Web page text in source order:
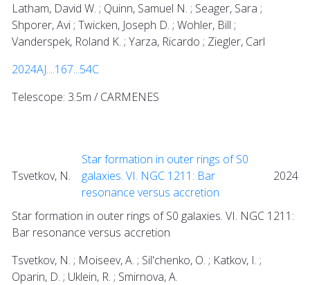
Latham, David W. ; Quinn, Samuel N. ; Seager, Sara ;
Shporer, Avi ; Twicken, Joseph D. ; Wohler, Bill ;
Vanderspek, Roland K. ; Yarza, Ricardo ; Ziegler, Carl
2024AJ....167...54C
Telescope: 3.5m / CARMENES
Tsvetkov, N.
Star formation in outer rings of S0
galaxies. VI. NGC 1211: Bar
resonance versus accretion
2024
Star formation in outer rings of S0 galaxies. VI. NGC 1211:
Bar resonance versus accretion
Tsvetkov, N. ; Moiseev, A. ; Sil'chenko, O. ; Katkov, I. ;
Oparin, D. ; Uklein, R. ; Smirnova, A.